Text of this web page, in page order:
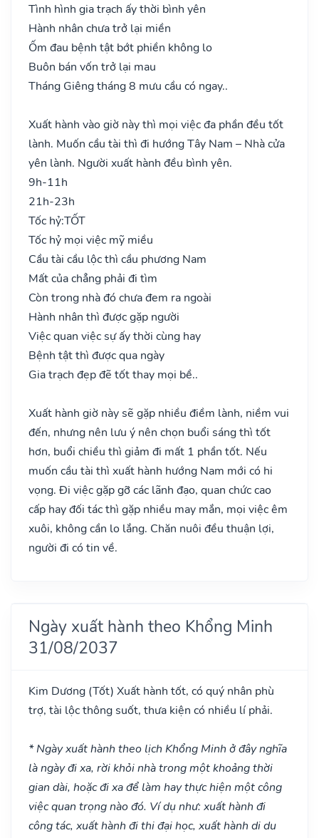
Tình hình gia trạch ấy thời bình yên
Hành nhân chưa trở lại miền
Ốm đau bệnh tật bớt phiền không lo
Buôn bán vốn trở lại mau
Tháng Giêng tháng 8 mưu cầu có ngay..
Xuất hành vào giờ này thì mọi việc đa phần đều tốt
lành. Muốn cầu tài thì đi hướng Tây Nam – Nhà cửa
yên lành. Người xuất hành đều bình yên.
9h-11h
21h-23h
Tốc hỷ:TỐT
Tốc hỷ mọi việc mỹ miều
Cầu tài cầu lộc thì cầu phương Nam
Mất của chẳng phải đi tìm
Còn trong nhà đó chưa đem ra ngoài
Hành nhân thì được gặp người
Việc quan việc sự ấy thời cùng hay
Bệnh tật thì được qua ngày
Gia trạch đẹp đẽ tốt thay mọi bề..
Xuất hành giờ này sẽ gặp nhiều điềm lành, niềm vui
đến, nhưng nên lưu ý nên chọn buổi sáng thì tốt
hơn, buổi chiều thì giảm đi mất 1 phần tốt. Nếu
muốn cầu tài thì xuất hành hướng Nam mới có hi
vọng. Đi việc gặp gỡ các lãnh đạo, quan chức cao
cấp hay đối tác thì gặp nhiều may mắn, mọi việc êm
xuôi, không cần lo lắng. Chăn nuôi đều thuận lợi,
người đi có tin về.
Ngày xuất hành theo Khổng Minh
31/08/2037
Kim Dương (Tốt) Xuất hành tốt, có quý nhân phù
trợ, tài lộc thông suốt, thưa kiện có nhiều lí phải.
* Ngày xuất hành theo lịch Khổng Minh ở đây nghĩa
là ngày đi xa, rời khỏi nhà trong một khoảng thời
gian dài, hoặc đi xa để làm hay thực hiện một công
việc quan trọng nào đó. Ví dụ như: xuất hành đi
công tác, xuất hành đi thi đại học, xuất hành di du